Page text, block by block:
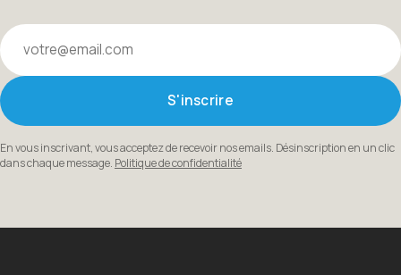
Votre email
S'inscrire
En vous inscrivant, vous acceptez de recevoir nos emails. Désinscription en un clic
dans chaque message. Politique de confidentialité